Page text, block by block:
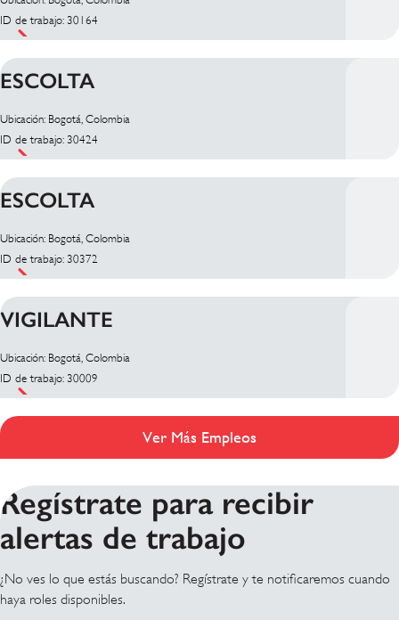
ID de trabajo: 30164
ESCOLTA
Ubicación: Bogotá, Colombia
ID de trabajo: 30424
ESCOLTA
Ubicación: Bogotá, Colombia
ID de trabajo: 30372
VIGILANTE
Ubicación: Bogotá, Colombia
ID de trabajo: 30009
Ver Más Empleos
Regístrate para recibir
alertas de trabajo
¿No ves lo que estás buscando? Regístrate y te notificaremos cuando
haya roles disponibles.